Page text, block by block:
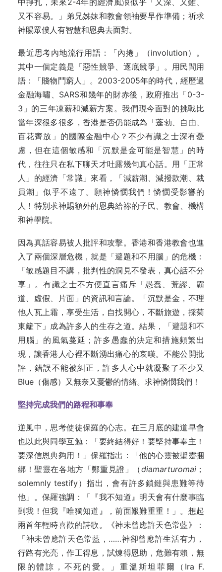
中掙扎，未來2-4年的經濟風浪似乎「又深、又難、
又不容易。」弟兄姊妹和教會領袖要早作準備；祈求
神賜眾僕人有智慧和恩典去面對。
最近思考內地流行用語：「內捲」（involution）。
其中一個定義是「惡性競爭、逐底競爭」。用民間用
語：「賤物鬥窮人」。2003-2005年的時代，經歷過
金融海嘯、SARS和幾年的財赤後，政府推出「0-3-
3」的三年凍薪和減薪方案。我們現今面對的挑戰比
當年深很多很多，香港是否仍能成為「蓬勃、自由、
百花齊放」的國際金融中心？不少有識之士深有憂
慮，但在這個敏感和「沉默是金可能是智慧」的時
代，往往只在私下聊天才吐露幾句真心話。用「正常
人」的經濟「常識」來看，「減薪潮、減撥款潮、裁
員潮」似乎不遠了。願神憐憫我們！憐憫受影響的
人！特別求神賜額外的恩典給祢的子民、教會、機構
和神學院。
因為真話容易被人批評和攻擊。香港和香港教會也進
入了兩個深層危機，就是「避題和不用腦」的危機：
「敏感題目不講，批判性的洞見不發表，真心話不分
享」。有識之士不方便直言痛斥「愚蠢、荒謬、霸
道、虛假、片面」的資訊和言論。「沉默是金，不理
他人瓦上霜，享受生活，自找開心，不斷旅遊，採菊
東籬下」成為許多人的生存之道。結果，「避題和不
用腦」的風氣蔓延；許多愚蠢的決定和措施頻繁出
現，讓香港人心裡不斷湧出痛心的哀嘆。不能公開批
評，錯誤不能被糾正，許多人心中就凝聚了不少又
Blue（傷感）又無奈又憂鬱的情緒。求神憐憫我們！
堅持完成我們的路程和事奉
逆風中，思考使徒保羅的心志。在三月底的建道早會
也以此與同學互勉：「要終結得好！要堅持事奉主！
要深信恩典夠用！」保羅指出：「他的心靈被聖靈捆
綁！聖靈在各地方「鄭重見證」（diamarturomai ；
solemnly testify）指出，會有許多鎖鏈與患難等待
他」。保羅強調：「『我不知道』明天會有什麼事臨
到我！但我『唯獨知道』，前面艱難重重！」。想起
兩首年輕時喜歡的詩歌。《神未曾應許天色常藍》：
「神未曾應許天色常藍，……神卻曾應許生活有力，
行路有光亮，作工得息，試煉得恩助，危難有賴，無
限的體諒，不死的愛。」重溫斯坦菲爾（Ira F.